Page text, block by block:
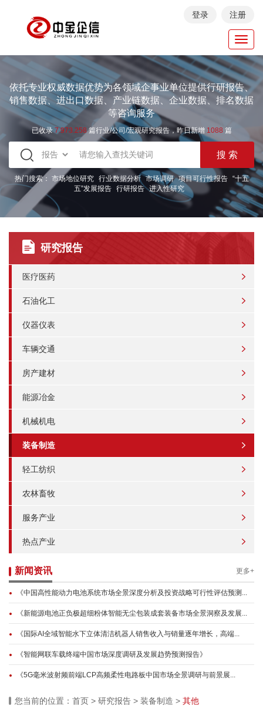
登录 注册
依托专业权威数据优势为各领域企事业单位提供行研报告、
销售数据、进出口数据、产业链数据、企业数据、排名数据
等咨询服务
已收录7.973.258篇行业/公司/宏观研究报告，昨日新增 1088 篇
热门搜索： 市场地位研究 行业数据分析 市场调研 项目可行性报告
“十五
五”发展报告 行研报告 进入性研究
研究报告
医疗医药
石油化工
仪器仪表
车辆交通
房产建材
能源冶金
机械机电
装备制造
轻工纺织
农林畜牧
服务产业
热点产业
新闻资讯 更多+
《中国高性能动力电池系统市场全景深度分析及投资战略可行性评估预测...
《新能源电池正负极超细粉体智能无尘包装成套装备市场全景洞察及发展...
《国际AI全域智能水下立体清洁机器人销售收入与销量逐年增长，高端...
《智能网联车载终端中国市场深度调研及发展趋势预测报告》
《5G毫米波射频前端LCP高频柔性电路板中国市场全景调研与前景展...
您当前的位置： 首页 > 研究报告 > 装备制造 > 其他